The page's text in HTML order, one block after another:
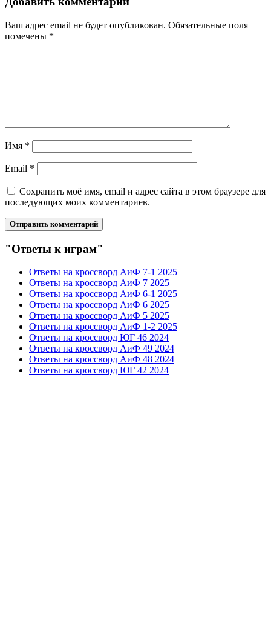
Ваш адрес email не будет опубликован. Обязательные поля
помечены *
Имя *
Email *
Сохранить моё имя, email и адрес сайта в этом браузере для
последующих моих комментариев.
"Ответы к играм"
Ответы на кроссворд АиФ 7-1 2025
Ответы на кроссворд АиФ 7 2025
Ответы на кроссворд АиФ 6-1 2025
Ответы на кроссворд АиФ 6 2025
Ответы на кроссворд АиФ 5 2025
Ответы на кроссворд АиФ 1-2 2025
Ответы на кроссворд ЮГ 46 2024
Ответы на кроссворд АиФ 49 2024
Ответы на кроссворд АиФ 48 2024
Ответы на кроссворд ЮГ 42 2024